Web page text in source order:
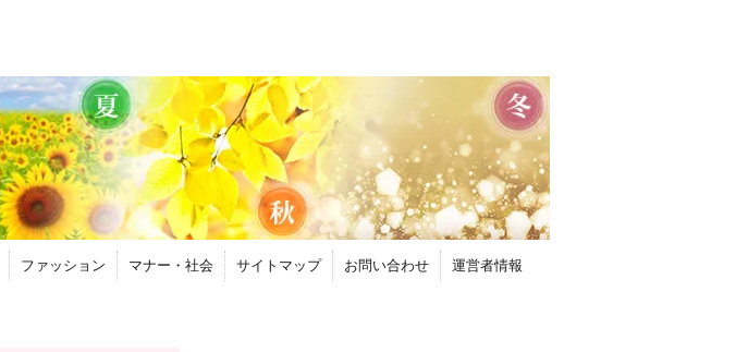
ファッション マナー・社会 サイトマップ お問い合わせ 運営者情報